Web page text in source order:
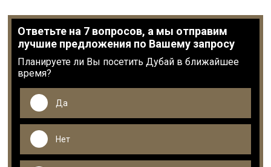
Ответьте на 7 вопросов, а мы отправим
лучшие предложения по Вашему запросу
Планируете ли Вы посетить Дубай в ближайшее
время?
Да
Нет